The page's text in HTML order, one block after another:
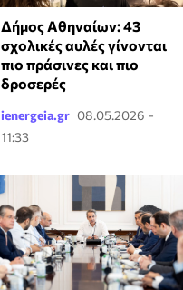
Δήμος Αθηναίων: 43
σχολικές αυλές γίνονται
πιο πράσινες και πιο
δροσερές
ienergeia.gr 08.05.2026 -
11:33